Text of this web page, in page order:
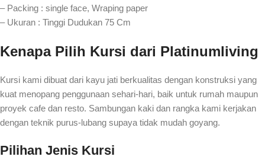
– Packing : single face, Wraping paper
– Ukuran : Tinggi Dudukan 75 Cm
Kenapa Pilih Kursi dari Platinumliving
Kursi kami dibuat dari kayu jati berkualitas dengan konstruksi yang
kuat menopang penggunaan sehari-hari, baik untuk rumah maupun
proyek cafe dan resto. Sambungan kaki dan rangka kami kerjakan
dengan teknik purus-lubang supaya tidak mudah goyang.
Pilihan Jenis Kursi